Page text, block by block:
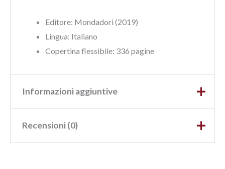
Editore: Mondadori (2019)
Lingua:‎ Italiano
Copertina flessibile: 336 pagine
Informazioni aggiuntive
Peso
Recensioni (0)